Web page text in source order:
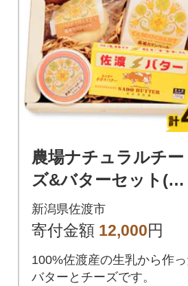
農場ナチュラルチー
ズ&バターセット(バ
ター・カマンベール
チーズ・モッツアレ
チーズ)
新潟県佐渡市
寄付金額 12,000円
100%佐渡産の生乳から作っ
バターとチーズです。